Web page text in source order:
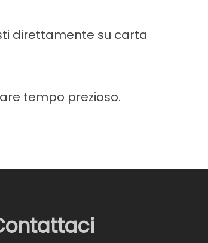
direttamente su carta
tempo prezioso.